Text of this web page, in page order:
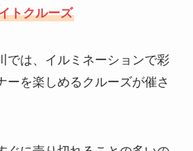
トクルーズ
では、イルミネーションで彩
ーを楽しめるクルーズが催さ